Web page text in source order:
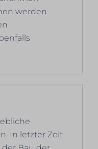
werden
In letzter Zeit